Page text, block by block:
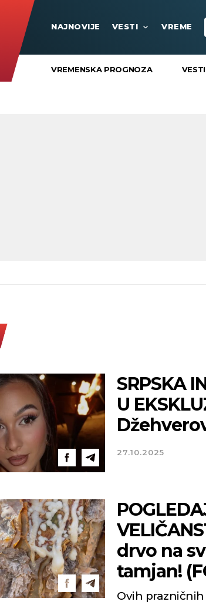
NAJNOVIJE VESTI VREME
VREMENSKA PROGNOZA VESTI
SRPSKA
U
27.10.2025
drvo na
tamjan!
Ovih